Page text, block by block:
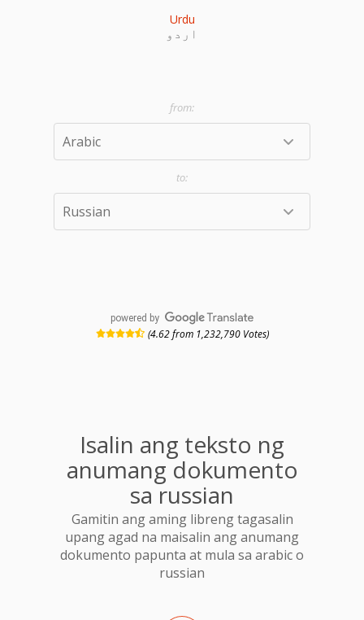
Urdu
اردو
powered by
(4.62 from 1,232,790 Votes)
Isalin ang teksto ng
anumang dokumento
sa russian
Gamitin ang aming libreng tagasalin
upang agad na maisalin ang anumang
dokumento papunta at mula sa arabic o
russian